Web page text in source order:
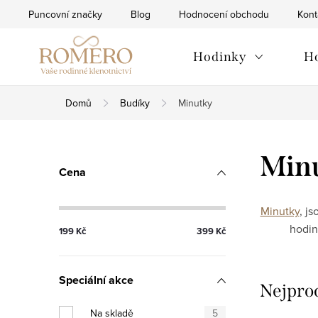
Puncovní značky Blog Hodnocení obchodu
Hodinky
Domů Budíky Minutky
P
s
r
a
Cena
199Kč 399Kč
Speciální akce
Na skladě 5
Minutky,